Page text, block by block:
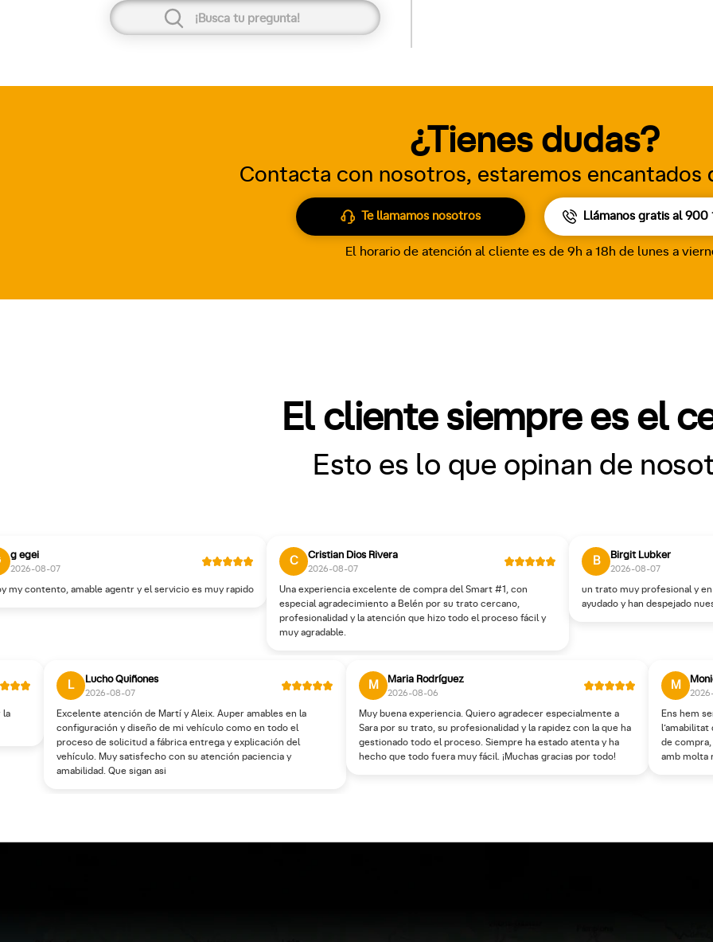
¿Tienes dudas?
Contacta con nosotros, estaremos encantados
Te llamamos nosotros Llámanos gratis al 900
El horario de atención al cliente es de 9h a 18h de lunes a
El cliente siempre es el
Esto es lo que opinan de
g egei
2026-08-07
my contento, amable agentr y el servicio es muy rapido
C Cristian Dios Rivera
2026-08-07
Una experiencia excelente de compra del Smart #1, con
especial agradecimiento a Belén por su trato cercano,
profesionalidad y la atención que hizo todo el proceso fácil y
muy agradable.
B Birgit Lubker
2026-08-07
un trato muy profesional y
ayudado y han despejado
la
L Lucho Quiñones
2026-08-07
Excelente atención de Martí y Aleix. Auper amables en la
configuración y diseño de mi vehículo como en todo el
proceso de solicitud a fábrica entrega y explicación del
vehículo. Muy satisfecho con su atención paciencia y
amabilidad. Que sigan asi
M Maria Rodríguez
2026-08-06
Muy buena experiencia. Quiero agradecer especialmente a
Sara por su trato, su profesionalidad y la rapidez con la que ha
gestionado todo el proceso. Siempre ha estado atenta y ha
hecho que todo fuera muy fácil. ¡Muchas gracias por todo!
M
Ens hem
de
amb molta